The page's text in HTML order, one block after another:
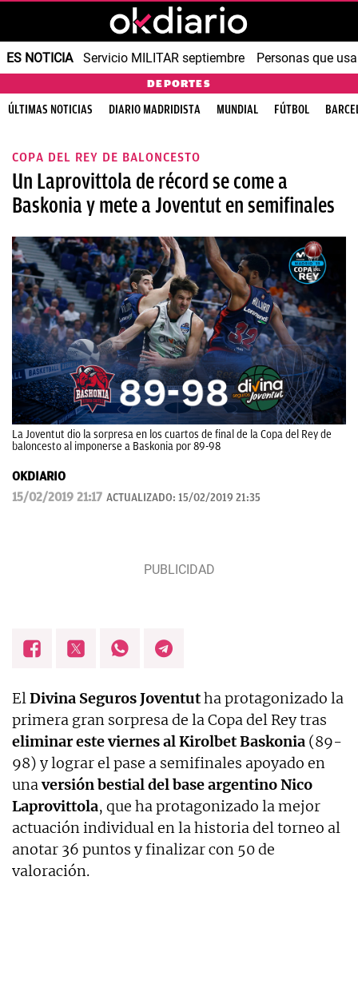
ES NOTICIA Servicio MILITAR septiembre Personas que
DEPORTES
ÚLTIMAS NOTICIAS DIARIO MADRIDISTA MUNDIAL FÚTBOL
COPA DEL REY DE BALONCESTO
Un Laprovittola de récord se come a
Baskonia y mete a Joventut en semifinales
La Joventut dio la sorpresa en los cuartos de final de la Copa del Rey de
baloncesto al imponerse a Baskonia por 89-98
OKDIARIO
15/02/2019 21:17 ACTUALIZADO: 15/02/2019 21:35
ElDivina Seguros Joventutha protagonizado la
primera gran sorpresa de la Copa del Rey tras
eliminar este viernes al Kirolbet Baskonia (89-
98) y lograr el pase a semifinales apoyado en
unaversión bestial del base argentino Nico
Laprovittola, que ha protagonizado la mejor
actuación individual en la historia del torneo al
anotar 36 puntos y finalizar con 50 de
valoración.